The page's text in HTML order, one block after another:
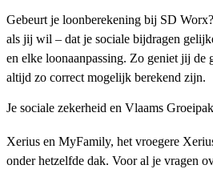
Gebeurt je loonberekening bij SD
als jij wil – dat je sociale bijdragen
en elke loonaanpassing. Zo geniet jij de
altijd zo correct mogelijk berekend zijn.
Je sociale zekerheid en Vlaams
Xerius en MyFamily, het vroegere
onder hetzelfde dak. Voor al je vragen